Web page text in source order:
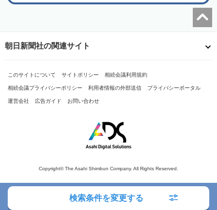
検索条件を変更する
朝日新聞社の関連サイト
このサイトについて サイトポリシー 相続会議利用規約
相続会議プライバシーポリシー 利用者情報の外部送信 プライバシーポータル
運営会社 広告ガイド お問い合わせ
Copyright© The Asahi Shimbun Company. All Rights Reserved.